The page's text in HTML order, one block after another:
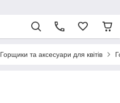
Горщики та аксесуари для квітів